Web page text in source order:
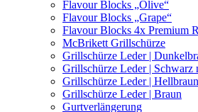
Flavour Blocks „Olive“
Flavour Blocks „Grape“
Flavour Blocks 4x Premium
McBrikett Grillschürze
Grillschürze Leder |
Grillschürze Leder | Schwarz
Grillschürze Leder | Hellbraun
Grillschürze Leder | Braun
Gurtverlängerung